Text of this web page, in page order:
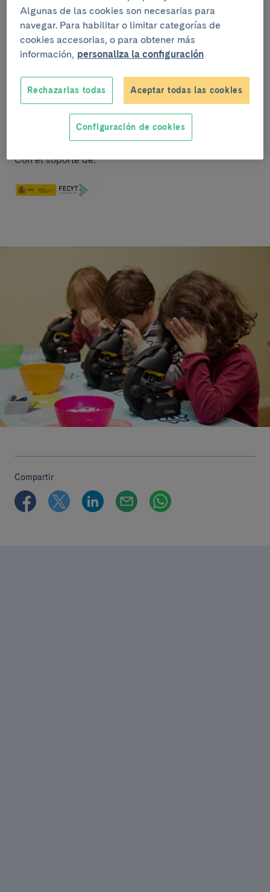
Con el método científico como instrumento,
trabajaremos la célula vegetal observándola en el
microscopio. Conoceremos la célula animal y, con un
sencillo experimento, extraeremos nuestro ADN y
podremos visualizarlo. Edad 9-12 años
Público:Juvenil
Tipo de actividad:Taller
Con el soporte de:
Compartir
Algunas de las cookies son necesarias para
navegar. Para habilitar o limitar categorías de
cookies accesorias, o para obtener más
información, personaliza la configuración
Rechazarlas todas Aceptar todas las cookies
Configuración de cookies